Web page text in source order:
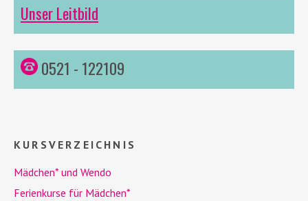
Unser Leitbild
0521 - 122109
KURSVERZEICHNIS
Mädchen* und Wendo
Ferienkurse für Mädchen*